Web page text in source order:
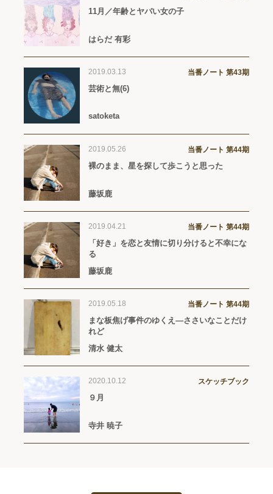
11月／年齢とヤバい女の子
はらだ 有彩
2019.03.13 当番ノート 第43期
芸術と無(6)
satoketa
2019.05.26 当番ノート 第44期
裸のまま、星を探して歩こうと思った
藤坂鹿
2019.04.21 当番ノート 第44期
「好き」を恋と友情に切り分けると不幸にな
る
藤坂鹿
2019.05.18 当番ノート 第44期
まな板焦げ事件のゆくえ—ささいなことだけ
れど
清水 健太
2020.10.12 スケッチブック
９月
寺井 暁子